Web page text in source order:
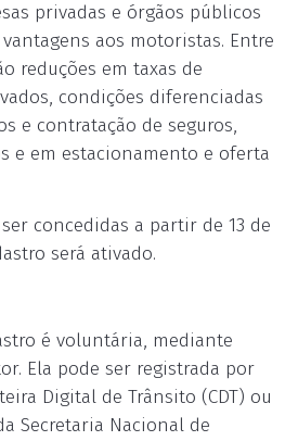
privadas e órgãos públicos
aos motoristas. Entre
reduções em taxas de
condições diferenciadas
e contratação de seguros,
e em estacionamento e oferta
concedidas a partir de 13 de
será ativado.
é voluntária, mediante
Ela pode ser registrada por
Digital de Trânsito (CDT) ou
Secretaria Nacional de